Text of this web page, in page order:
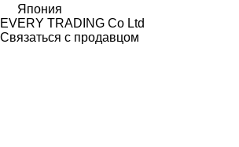
Япония
EVERY TRADING Co Ltd
Связаться с продавцом